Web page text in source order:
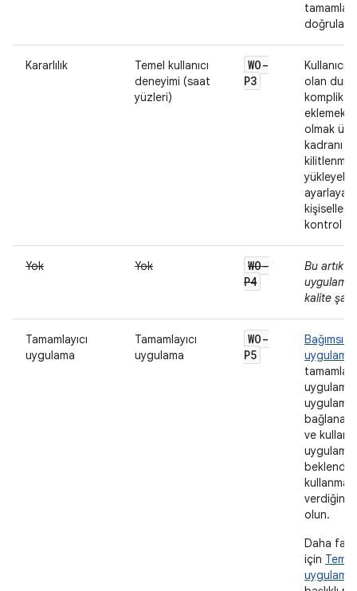
Kararlılık
Temel kullanıcı
deneyimi (saat
yüzleri)
WO-
P3
olan
eklemek
olmak
kadranı
kontrol
Yok Yok
WO-
P4
Bu artık
kalite
Tamamlayıcı
uygulama
Tamamlayıcı
uygulama
WO-
P5
Bağımsız
ve
olun.
Daha
için Temel